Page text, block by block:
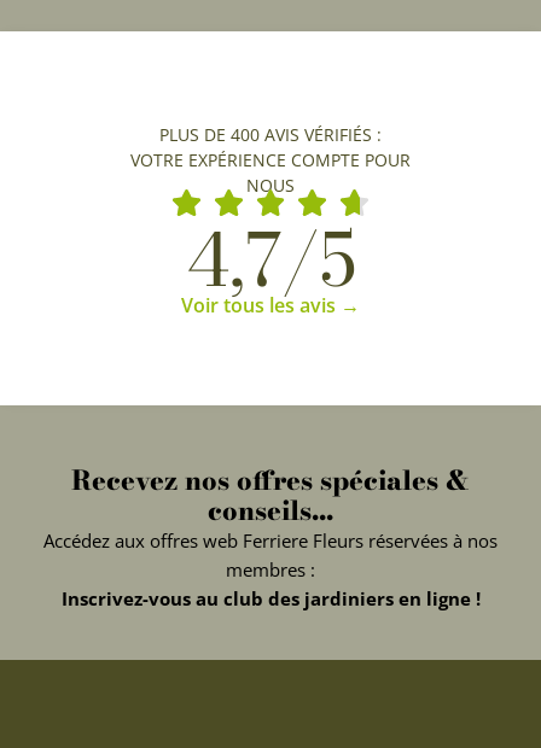
PLUS DE 400 AVIS VÉRIFIÉS :
VOTRE EXPÉRIENCE COMPTE POUR
NOUS
4,7/5
Voir tous les avis →
Recevez nos offres spéciales &
conseils...
Accédez aux offres web Ferriere Fleurs réservées à nos
membres :
Inscrivez-vous au club des jardiniers en ligne !